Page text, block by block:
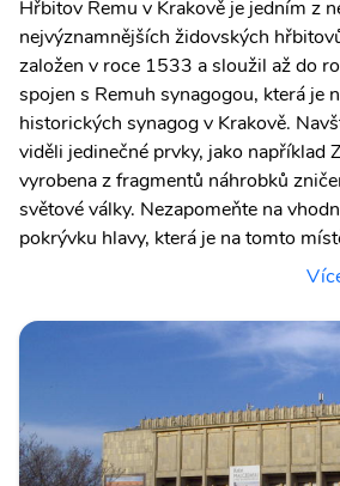
Hřbitov Remu v Krakově je jedním z
nejvýznamnějších židovských
založen v roce 1533 a sloužil až do
spojen s Remuh synagogou, která je
historických synagog v Krakově.
viděli jedinečné prvky, jako například
vyrobena z fragmentů náhrobků
světové války. Nezapomeňte na
pokrývku hlavy, která je na tomto